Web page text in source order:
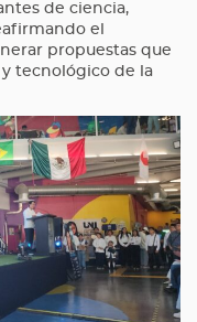
de ciencia,
el
propuestas que
tecnológico de la